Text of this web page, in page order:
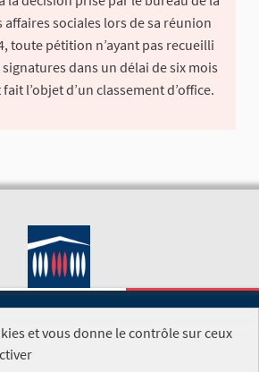
affaires sociales lors de sa réunion
toute pétition n’ayant pas recueilli
dans un délai de six mois
l’objet d’un classement d’office.
L'ASSEMBLÉE NATIONALE
et vous donne le contrôle sur ceux